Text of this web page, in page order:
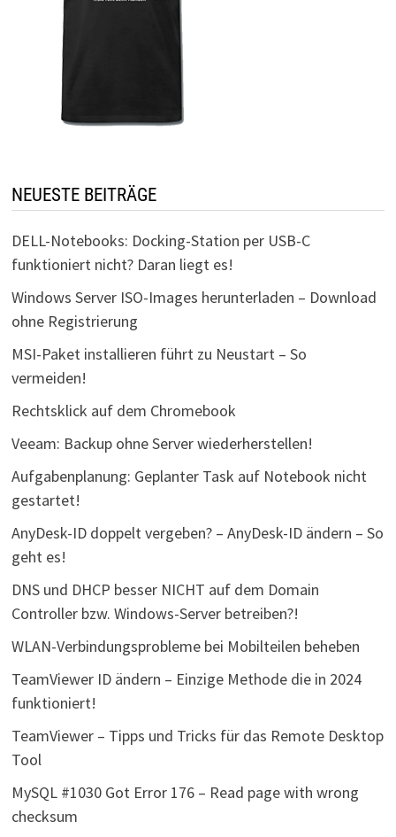
NEUESTE BEITRÄGE
DELL-Notebooks: Docking-Station per USB-C
funktioniert nicht? Daran liegt es!
Windows Server ISO-Images herunterladen – Download
ohne Registrierung
MSI-Paket installieren führt zu Neustart – So
vermeiden!
Rechtsklick auf dem Chromebook
Veeam: Backup ohne Server wiederherstellen!
Aufgabenplanung: Geplanter Task auf Notebook nicht
gestartet!
AnyDesk-ID doppelt vergeben? – AnyDesk-ID ändern – So
geht es!
DNS und DHCP besser NICHT auf dem Domain
Controller bzw. Windows-Server betreiben?!
WLAN-Verbindungsprobleme bei Mobilteilen beheben
TeamViewer ID ändern – Einzige Methode die in 2024
funktioniert!
TeamViewer – Tipps und Tricks für das Remote Desktop
Tool
MySQL #1030 Got Error 176 – Read page with wrong
checksum